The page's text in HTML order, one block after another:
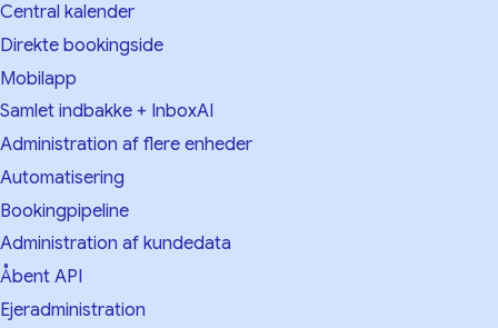
Central kalender
Direkte bookingside
Mobilapp
Samlet indbakke + InboxAI
Administration af flere enheder
Automatisering
Bookingpipeline
Administration af kundedata
Åbent API
Ejeradministration